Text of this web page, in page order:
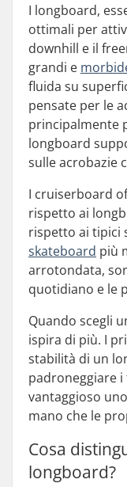
I longboard,
ottimali per
downhill e il
grandi e
fluida su
pensate per le
principalmente
longboard
sulle acrobazie
I cruiserboard
rispetto ai
rispetto ai tipici
skateboard più
arrotondata,
quotidiano e le
Quando scegli
ispira di più. I
stabilità di un
padroneggiare
vantaggioso
mano che le
Cosa
longboard?